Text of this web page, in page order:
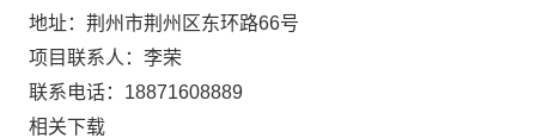
地址： 荆州市荆州区东环路66号
项目联系人： 李荣
联系电话： 18871608889
相关下载